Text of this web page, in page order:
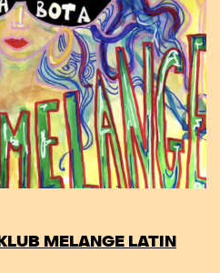
MELANGE LATIN